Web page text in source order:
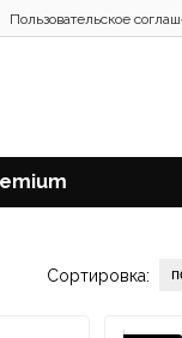
Пользовательское
Сортировка: